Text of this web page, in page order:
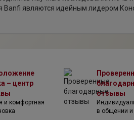
Banfi являются идейным лидером
Монтальчино. Castello Banfi четырежды
– центр
и комфортная
отзывы
в общении и